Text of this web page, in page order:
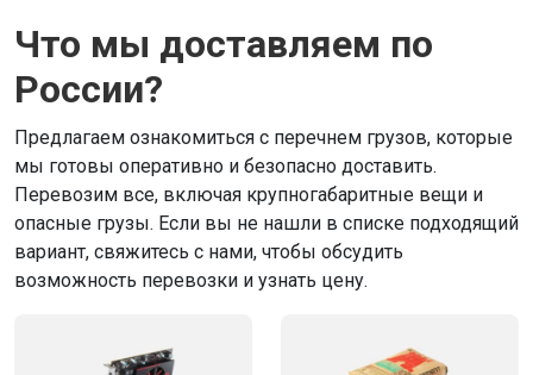
Что мы доставляем по
России?
Предлагаем ознакомиться с перечнем грузов, которые
мы готовы оперативно и безопасно доставить.
Перевозим все, включая крупногабаритные вещи и
опасные грузы. Если вы не нашли в списке подходящий
вариант, свяжитесь с нами, чтобы обсудить
возможность перевозки и узнать цену.